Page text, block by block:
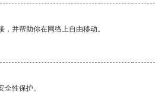
并帮助你在网络上自由移动。
性保护。